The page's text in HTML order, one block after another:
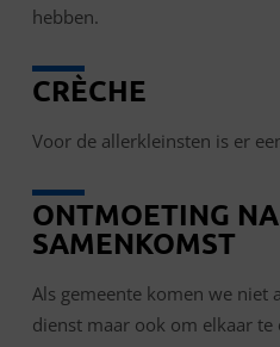
hebben.
CRÈCHE
Voor de allerkleinsten is er
ONTMOETING
SAMENKOMST
Als gemeente komen we niet
dienst maar ook om elkaar